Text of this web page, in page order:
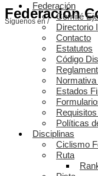
Federación
Síguenos en /
Federación
Comité
Directorio
Contacto
Estatutos
Código
Estados
Políticas
Disciplinas
Ciclismo
Ruta